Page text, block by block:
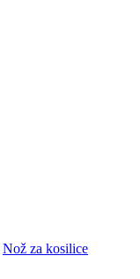
Nož za kosilice